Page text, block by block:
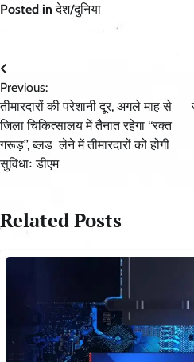
Posted inदेश/दुनिया
Post
navigation
Previous:
तीमारदारों की परेशानी दूर, अगले माह से
जिला चिकित्सालय में तैनात रहेगा ‘‘रक्त
गरूड़’’, ब्लड लेने में तीमारदारों को होगी
सुविधाः डीएम
Related Posts